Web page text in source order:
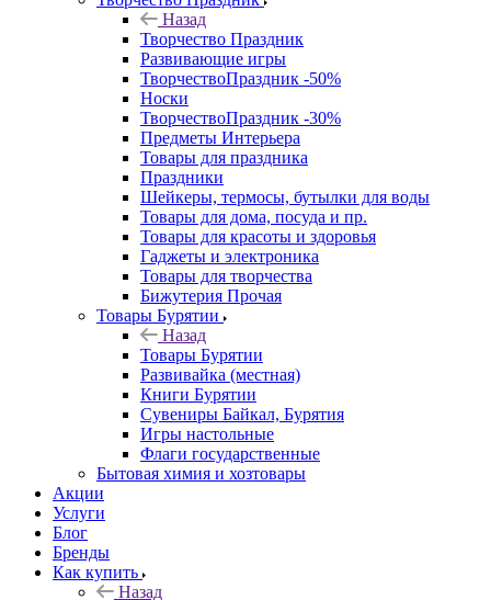
Назад
Творчество Праздник
Развивающие игры
ТворчествоПраздник -50%
Носки
ТворчествоПраздник -30%
Предметы Интерьера
Товары для праздника
Праздники
Шейкеры, термосы, бутылки для воды
Товары для дома, посуда и пр.
Товары для красоты и здоровья
Гаджеты и электроника
Товары для творчества
Бижутерия Прочая
Товары Бурятии
Назад
Товары Бурятии
Развивайка (местная)
Книги Бурятии
Сувениры Байкал, Бурятия
Игры настольные
Флаги государственные
Бытовая химия и хозтовары
Акции
Услуги
Блог
Бренды
Как купить
Назад